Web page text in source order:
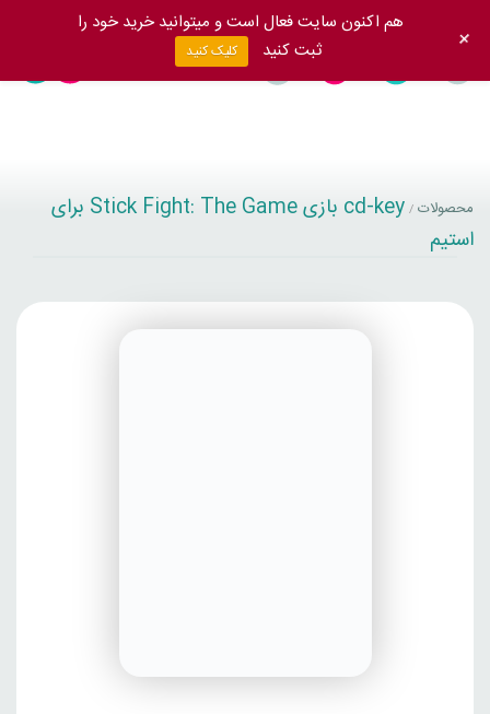
محصولات /
cd-key بازی Stick Fight: The Game برای
استیم
هم اکنون سایت فعال است و میتوانید خرید خود را
ثبت کنید
کلیک کنید +